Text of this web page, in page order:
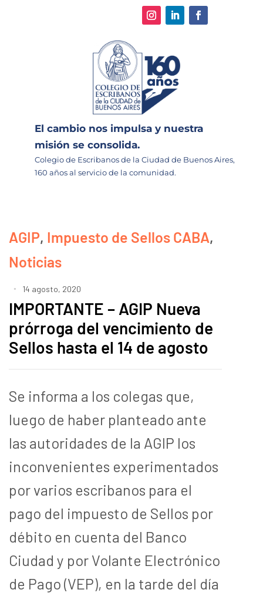
El cambio nos impulsa y nuestra
misión se consolida.
Colegio de Escribanos de la Ciudad de Buenos Aires,
160 años al servicio de la comunidad.
AGIP, Impuesto de Sellos CABA,
Noticias
14 agosto, 2020
IMPORTANTE – AGIP Nueva
prórroga del vencimiento de
Sellos hasta el 14 de agosto
Se informa a los colegas que,
luego de haber planteado ante
las autoridades de la AGIP los
inconvenientes experimentados
por varios escribanos para el
pago del impuesto de Sellos por
débito en cuenta del Banco
Ciudad y por Volante Electrónico
de Pago (VEP), en la tarde del día